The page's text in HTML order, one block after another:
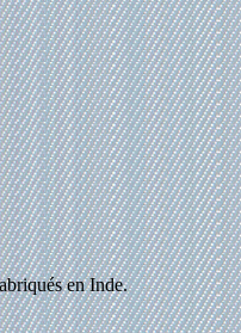
en Inde.